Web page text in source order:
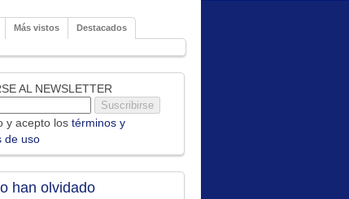
Más vistos Destacados
AL NEWSLETTER
y acepto los términos y
de uso
han olvidado